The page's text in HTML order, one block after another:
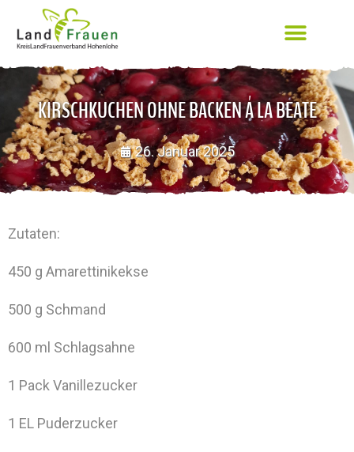
KIRSCHKUCHEN OHNE BACKEN Á LA BEATE
26. Januar 2025
Zutaten:
450 g Amarettinikekse
500 g Schmand
600 ml Schlagsahne
1 Pack Vanillezucker
1 EL Puderzucker